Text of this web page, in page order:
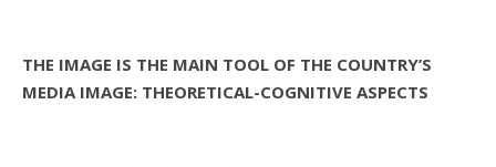
THE IMAGE IS THE MAIN TOOL OF THE COUNTRY’S
MEDIA IMAGE: THEORETICAL-COGNITIVE ASPECTS